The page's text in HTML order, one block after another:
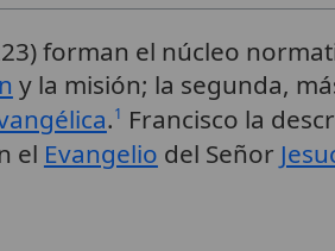
forman el núcleo
y la misión; la segunda,
.1 Francisco la
el Evangelio del Señor